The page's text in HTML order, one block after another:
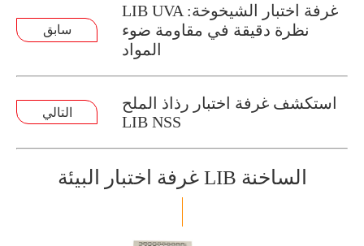
سابق
LIB UVA غرفة اختبار الشيخوخة:
نظرة دقيقة في مقاومة ضوء
المواد
التالي
استكشف غرفة اختبار رذاذ الملح
LIB NSS
غرفة اختبار البيئة LIB الساخنة